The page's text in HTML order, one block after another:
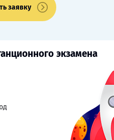
заявку
экзамена